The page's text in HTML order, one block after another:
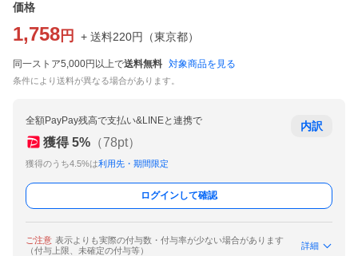
価格
1,758 円 + 送料220円 （東京都）
同一ストア5,000円以上で送料無料 対象商品を見る
条件により送料が異なる場合があります。
全額PayPay残高で支払い&LINEと連携で
獲得 5% （78pt）
獲得のうち4.5%は利用先・期間限定
内訳
ログインして確認
ご注意 表示よりも実際の付与数・付与率が少ない場合があります
（付与上限、未確定の付与等）
詳細